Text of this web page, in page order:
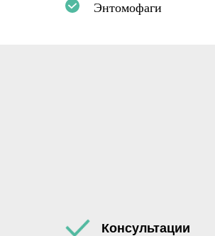
Энтомофаги
Консультации